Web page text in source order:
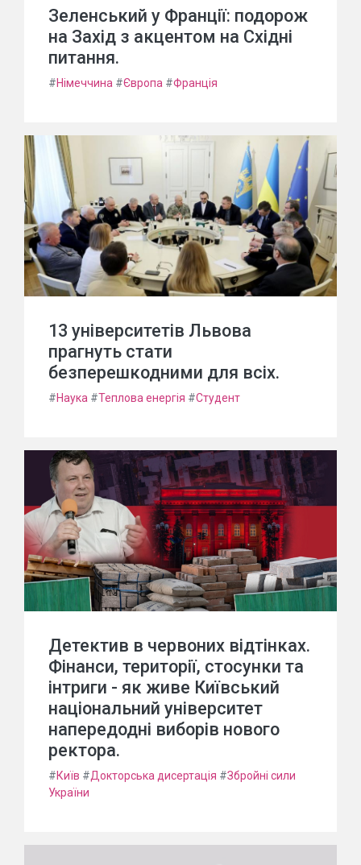
Зеленський у Франції: подорож
на Захід з акцентом на Східні
питання.
#Німеччина #Європа #Франція
13 університетів Львова
прагнуть стати
безперешкодними для всіх.
#Наука #Теплова енергія #Студент
Детектив в червоних відтінках.
Фінанси, території, стосунки та
інтриги - як живе Київський
національний університет
напередодні виборів нового
ректора.
#Київ #Докторська дисертація #Збройні сили
України